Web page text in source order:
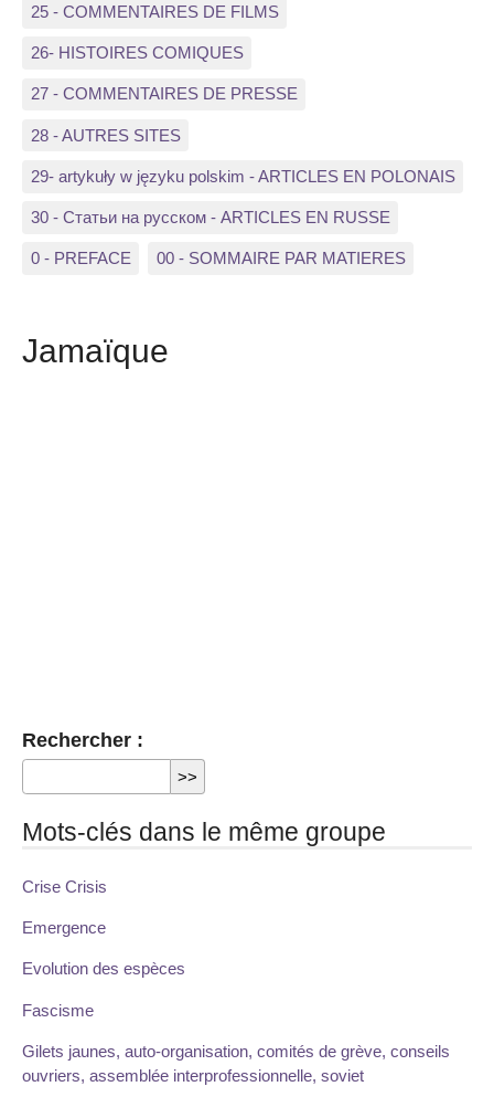
25 - COMMENTAIRES DE FILMS
26- HISTOIRES COMIQUES
27 - COMMENTAIRES DE PRESSE
28 - AUTRES SITES
29- artykuły w języku polskim - ARTICLES EN POLONAIS
30 - Статьи на русском - ARTICLES EN RUSSE
0 - PREFACE 00 - SOMMAIRE PAR MATIERES
Jamaïque
Rechercher :
Mots-clés dans le même groupe
Crise Crisis
Emergence
Evolution des espèces
Fascisme
Gilets jaunes, auto-organisation, comités de grève, conseils
ouvriers, assemblée interprofessionnelle, soviet